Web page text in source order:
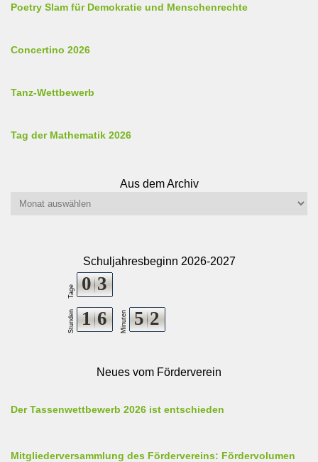
Poetry Slam für Demokratie und Menschenrechte
Concertino 2026
Tanz-Wettbewerb
Tag der Mathematik 2026
Aus dem Archiv
Aus
Schuljahresbeginn 2026-2027
Tage 0 3
Stunden 1 6 Minuten 5 2
Neues vom Förderverein
Der Tassenwettbewerb 2026 ist entschieden
Mitgliederversammlung des Fördervereins: Fördervolumen